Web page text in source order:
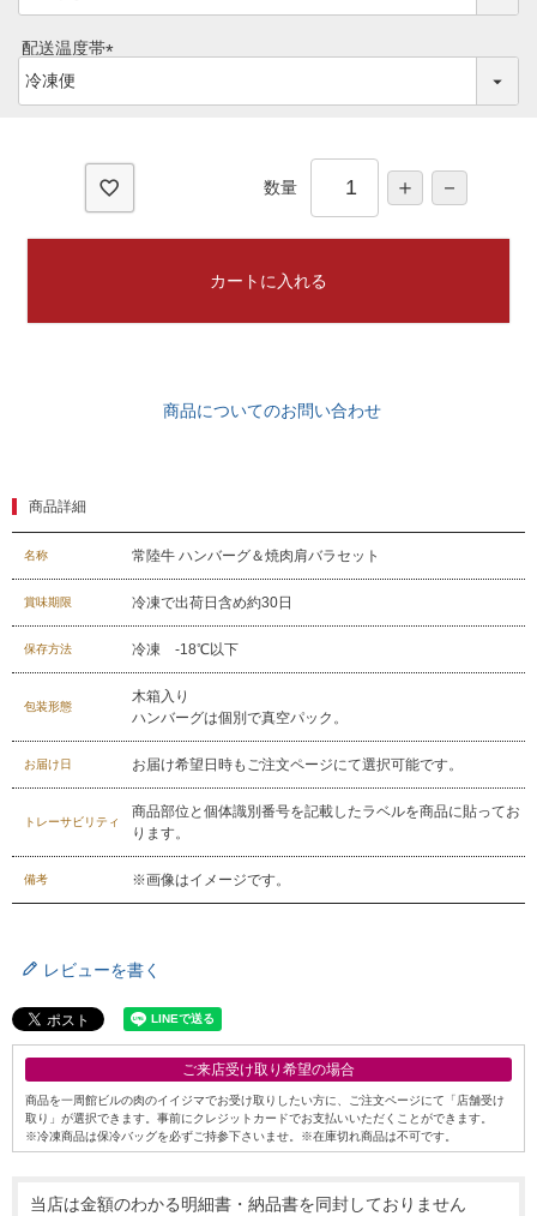
029-254-2441
お問合せフォーム
必
配送温度帯
必
数量
カートに入れる
商品についてのお問い合わせ
商品詳細
名称 常陸牛 ハンバーグ＆焼肉肩バラセット
賞味期限 冷凍で出荷日含め約30日
保存方法 冷凍 -18℃以下
包装形態
木箱入り
ハンバーグは個別で真空パック。
お届け日 お届け希望日時もご注文ページにて選択可能です。
トレーサビリティ
商品部位と個体識別番号を記載したラベルを商品に貼ってお
ります。
備考 ※画像はイメージです。
レビューを書く
ご来店受け取り希望の場合
商品を一周館ビルの肉のイイジマでお受け取りしたい方に、ご注文ページにて「店舗受け
取り」が選択できます。事前にクレジットカードでお支払いいただくことができます。
※冷凍商品は保冷バッグを必ずご持参下さいませ。※在庫切れ商品は不可です。
当店は金額のわかる明細書・納品書を同封しておりません